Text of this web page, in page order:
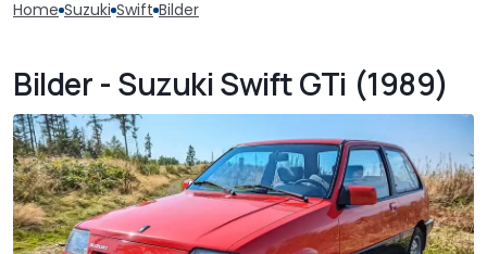
Home Suzuki Swift Bilder
Bilder - Suzuki Swift GTi (1989)